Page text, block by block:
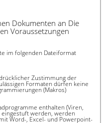
Dokumenten an Die
Voraussetzungen
im folgenden Dateiformat
Zustimmung der
Formaten dürfen keine
(Makros)
enthalten (Viren,
werden, werden
Word-, Excel- und Powerpoint-